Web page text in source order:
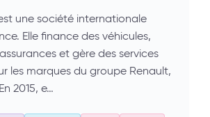
une société internationale
Elle finance des véhicules,
et gère des services
les marques du groupe Renault,
2015, e…